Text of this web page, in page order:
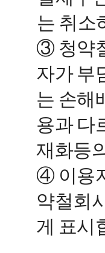
는 취소
③ 청약
자가 부
는 손해
용과 다
재화등
④ 이용
약철회
게 표시